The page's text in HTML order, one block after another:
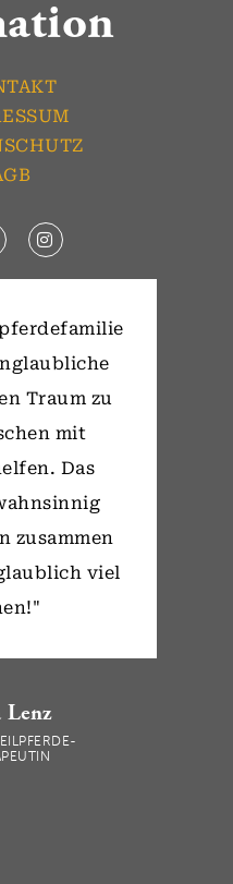
Traum zu
mit
Das
zusammen
viel
Lenz